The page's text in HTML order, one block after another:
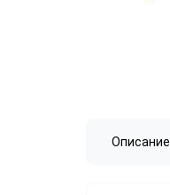
Описание